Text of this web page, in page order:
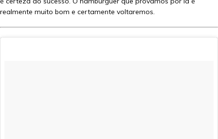
realmente muito bom e certamente voltaremos.